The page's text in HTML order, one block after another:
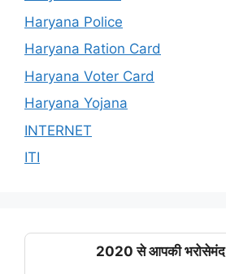
Haryana Police
Haryana Ration Card
Haryana Voter Card
Haryana Yojana
INTERNET
ITI
2020 से आपकी भरोसेमंद